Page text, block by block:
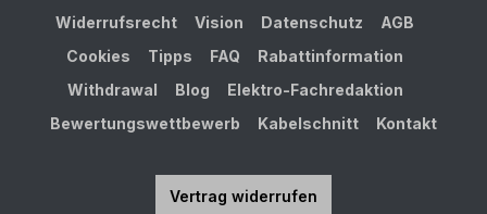
Widerrufsrecht
Vision Datenschutz
AGB
Cookies
Tipps FAQ
Rabattinformation
Withdrawal
Blog
Elektro-Fachredaktion
Bewertungswettbewerb
Kabelschnitt Kontakt
Vertrag widerrufen